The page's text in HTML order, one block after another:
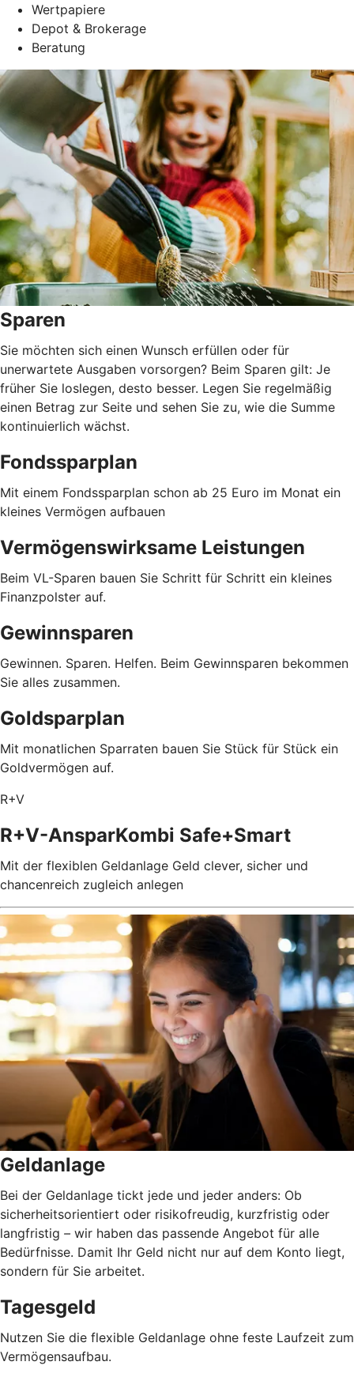
Wertpapiere
Depot & Brokerage
Beratung
Sparen
Sie möchten sich einen Wunsch erfüllen oder für
unerwartete Ausgaben vorsorgen? Beim Sparen gilt: Je
früher Sie loslegen, desto besser. Legen Sie regelmäßig
einen Betrag zur Seite und sehen Sie zu, wie die Summe
kontinuierlich wächst.
Fondssparplan
Mit einem Fondssparplan schon ab 25 Euro im Monat ein
kleines Vermögen aufbauen
Vermögenswirksame Leistungen
Beim VL-Sparen bauen Sie Schritt für Schritt ein kleines
Finanzpolster auf.
Gewinnsparen
Gewinnen. Sparen. Helfen. Beim Gewinnsparen bekommen
Sie alles zusammen.
Goldsparplan
Mit monatlichen Sparraten bauen Sie Stück für Stück ein
Goldvermögen auf.
R+V
R+V-AnsparKombi Safe+Smart
Mit der flexiblen Geldanlage Geld clever, sicher und
chancenreich zugleich anlegen
Geldanlage
Bei der Geldanlage tickt jede und jeder anders: Ob
sicherheitsorientiert oder risikofreudig, kurzfristig oder
langfristig – wir haben das passende Angebot für alle
Bedürfnisse. Damit Ihr Geld nicht nur auf dem Konto liegt,
sondern für Sie arbeitet.
Tagesgeld
Nutzen Sie die flexible Geldanlage ohne feste Laufzeit zum
Vermögensaufbau.